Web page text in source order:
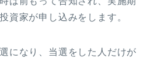
資家が申し込みをします。
になり、当選をした人だけが